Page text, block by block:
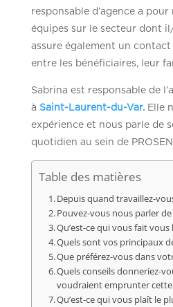
responsable d’agence a pour
équipes sur le secteur dont
assure également un
entre les bénéficiaires, leur
Sabrina est responsable de
à Saint-Laurent-du-Var.Elle
expérience et nous parle de
quotidien au sein de
Table des matières
Depuis quand travaillez-
Pouvez-vous nous parler
Qu’est-ce qui vous fait
Quels sont vos principaux
Que préférez-vous dans
Quels conseils donneriez-
voudraient emprunter cette
Qu’est-ce qui vous plaît le